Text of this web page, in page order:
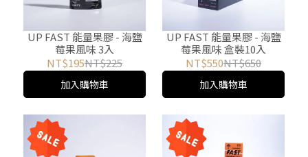
UP FAST 能量果膠 - 海鹽
莓果風味 3入
NT$195NT$225
加入購物車
UP FAST 能量果膠 - 海鹽
莓果風味 盒裝10入
NT$550NT$650
加入購物車